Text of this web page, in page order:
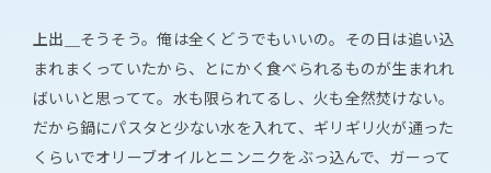
上出＿ そうそう。俺は全くどうでもいいの。その日は追い込
まれまくっていたから、とにかく食べられるものが生まれれ
ばいいと思ってて。水も限られてるし、火も全然焚けない。
だから鍋にパスタと少ない水を入れて、ギリギリ火が通った
くらいでオリーブオイルとニンニクをぶっ込んで、ガーって